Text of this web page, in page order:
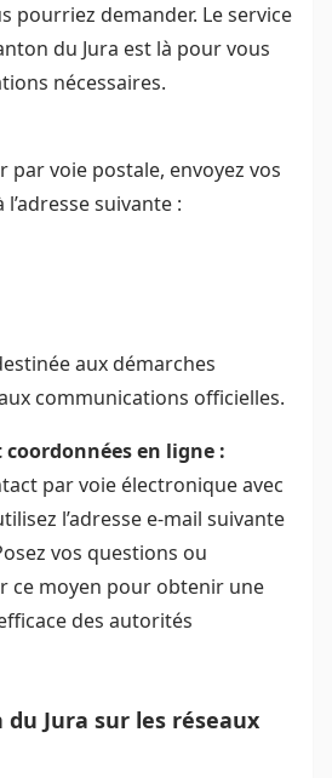
pourriez demander. Le service
du Jura est là pour vous
nécessaires.
par voie postale, envoyez vos
suivante :
aux démarches
communications officielles.
coordonnées en ligne :
par voie électronique avec
l’adresse e-mail suivante
vos questions ou
ce moyen pour obtenir une
des autorités
Jura sur les réseaux